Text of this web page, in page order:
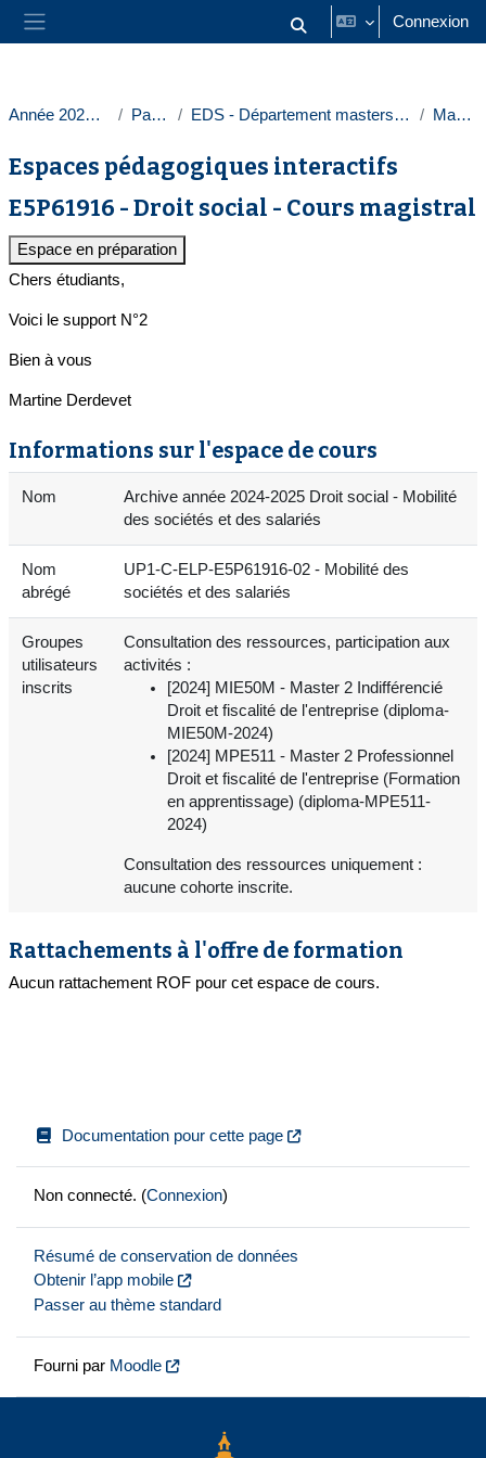
Passer au contenu principal
Panneau latéral Activer/désactiver la saisie
Connexion
Année 2024-2025 Paris 1 EDS - Département masters droit privé Masters
Espaces pédagogiques interactifs
E5P61916 - Droit social - Cours magistral
Espace en préparation
Chers étudiants,
Voici le support N°2
Bien à vous
Martine Derdevet
Informations sur l'espace de cours
Nom
Archive année 2024-2025 Droit social - Mobilité
des sociétés et des salariés
Nom
abrégé
UP1-C-ELP-E5P61916-02 - Mobilité des
sociétés et des salariés
Groupes
utilisateurs
inscrits
Consultation des ressources, participation aux
activités :
[2024] MIE50M - Master 2 Indifférencié
Droit et fiscalité de l'entreprise (diploma-
MIE50M-2024)
[2024] MPE511 - Master 2 Professionnel
Droit et fiscalité de l'entreprise (Formation
en apprentissage) (diploma-MPE511-
2024)
Consultation des ressources uniquement :
aucune cohorte inscrite.
Rattachements à l'offre de formation
Aucun rattachement ROF pour cet espace de cours.
Documentation pour cette page
Non connecté. (Connexion)
Résumé de conservation de données
Obtenir l’app mobile
Passer au thème standard
Fourni par Moodle